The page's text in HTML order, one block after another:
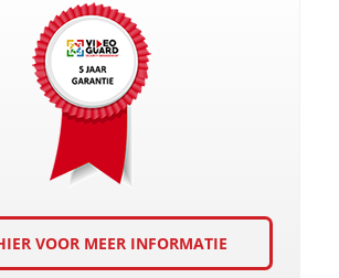
VOOR MEER INFORMATIE